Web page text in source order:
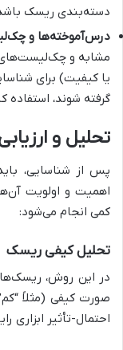
دسته‌بندی ریسک
درس‌آموخته‌ها و
مشابه و
یا کیفیت) برای
گرفته شوند، استفاده
تحلیل و
پس از شناسایی،
اهمیت و اولویت
کمی انجام می‌شود:
تحلیل کیفی ریسک
در این روش،
صورت کیفی (مثلاً
احتمال-تأثیر ابزاری